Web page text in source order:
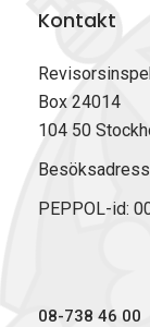
Kontakt
Box 24014
104 50
PEPPOL-id:
08-738 46 00